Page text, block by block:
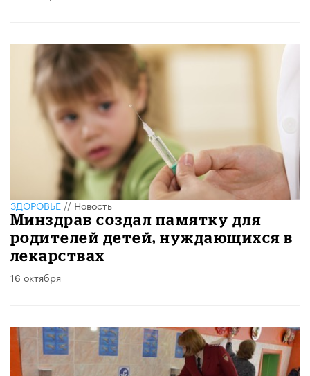
ЗДОРОВЬЕ//Новость
Минздрав создал памятку для
родителей детей, нуждающихся в
лекарствах
16 октября